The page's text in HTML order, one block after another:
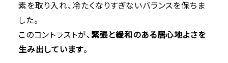
素を取り入れ、冷たくなりすぎないバランスを保ちま
した。
このコントラストが、 緊張と緩和のある居心地よさを
生み出しています。